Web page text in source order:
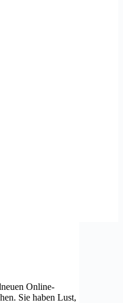
Online-
Sie haben Lust,